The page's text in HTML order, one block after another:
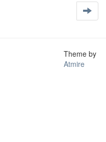
Theme by
Atmire